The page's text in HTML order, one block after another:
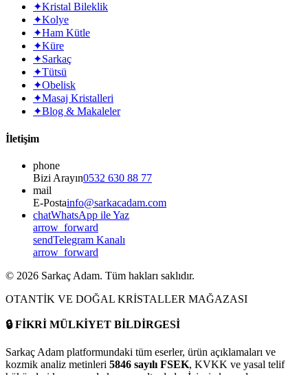
✦Kristal Bileklik
✦Kolye
✦Ham Kütle
✦Küre
✦Sarkaç
✦Tütsü
✦Obelisk
✦Masaj Kristalleri
✦Blog & Makaleler
İletişim
phone
Bizi Arayın0532 630 88 77
mail
E-Postainfo@sarkacadam.com
chatWhatsApp ile Yaz
arrow_forward
sendTelegram Kanalı
arrow_forward
© 2026 Sarkaç Adam. Tüm hakları saklıdır.
OTANTİK VE DOĞAL KRİSTALLER MAĞAZASI
🔒FİKRİ MÜLKİYET BİLDİRGESİ
Sarkaç Adam platformundaki tüm eserler, ürün açıklamaları ve
kozmik analiz metinleri 5846 sayılı FSEK, KVKK ve yasal telif